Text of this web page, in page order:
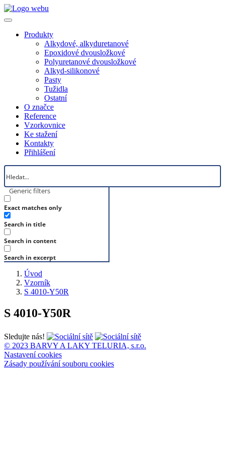
Produkty
Alkydové, alkyduretanové
Epoxidové dvousložkové
Polyuretanové dvousložkové
Alkyd-silikonové
Pasty
Tužidla
Ostatní
O značce
Reference
Vzorkovnice
Ke stažení
Kontakty
Přihlášení
Generic filters
Exact matches only
Search in title
Search in content
Search in excerpt
Úvod
Vzorník
S 4010-Y50R
S 4010-Y50R
Sledujte nás!
© 2023 BARVY A LAKY TELURIA, s.r.o.
Nastavení cookies
Zásady používání souboru cookies